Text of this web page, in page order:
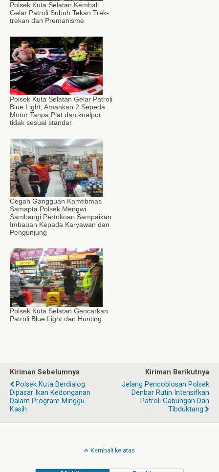
Polsek Kuta Selatan Kembali
Gelar Patroli Subuh Tekan Trek-
trekan dan Premanisme
Polsek Kuta Selatan Gelar Patroli
Blue Light, Amankan 2 Sepeda
Motor Tanpa Plat dan knalpot
tidak sesuai standar
Cegah Gangguan Kamtibmas
Samapta Polsek Mengwi
Sambangi Pertokoan Sampaikan
Imbauan Kepada Karyawan dan
Pengunjung
Polsek Kuta Selatan Gencarkan
Patroli Blue Light dan Hunting
Kiriman Sebelumnya
Polsek Kuta Berdialog
Dipasar Ikan Kedonganan
Dalam Program Minggu
Kasih
Kiriman Berikutnya
Jelang Pencoblosan Polsek
Denbar Rutin Intensifkan
Patroli Gabungan Dan
Tibduktang
Kembali ke atas